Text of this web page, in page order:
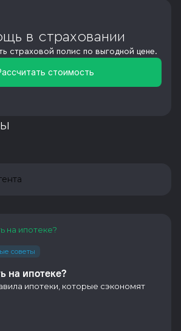
в страховании
страховой полис по выгодной цене.
стоимость
советы
на ипотеке?
ипотеки, которые сэкономят